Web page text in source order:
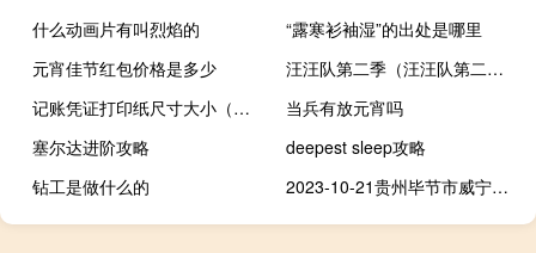
什么动画片有叫烈焰的
“露寒衫袖湿”的出处是哪里
元宵佳节红包价格是多少
汪汪队第二季（汪汪队第二季）
记账凭证打印纸尺寸大小（记账凭证打印纸尺寸）
当兵有放元宵吗
塞尔达进阶攻略
deepest sleep攻略
钻工是做什么的
2023-10-21贵州毕节市威宁彝族回族苗族自治县(松树菌)的报价是多少